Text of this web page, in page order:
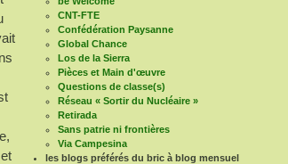
CNT-FTE
Confédération Paysanne
Global Chance
Los de la Sierra
Pièces et Main d'œuvre
Questions de classe(s)
Réseau « Sortir du Nucléaire »
Retirada
Sans patrie ni frontières
Via Campesina
les blogs préférés du bric à blog mensuel